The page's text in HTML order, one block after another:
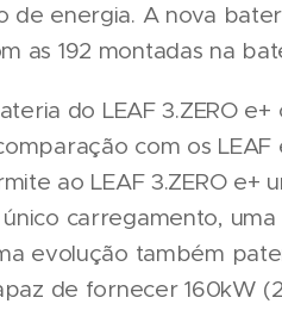
de energia. A nova
as 192 montadas na
do LEAF 3.ZERO
com os
ao LEAF 3.ZERO e+
carregamento,
evolução também
de fornecer 160kW